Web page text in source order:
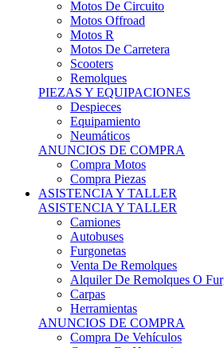
Motos R
Motos De Carretera
Scooters
Remolques
PIEZAS Y EQUIPACIONES
Despieces
Equipamiento
Neumáticos
ANUNCIOS DE COMPRA
Compra Motos
Compra Piezas
ASISTENCIA Y TALLER
ASISTENCIA Y TALLER
Camiones
Autobuses
Furgonetas
Venta De Remolques
Alquiler De Remolques O
Carpas
Herramientas
ANUNCIOS DE COMPRA
Compra De Vehículos
Compra De Herramientas